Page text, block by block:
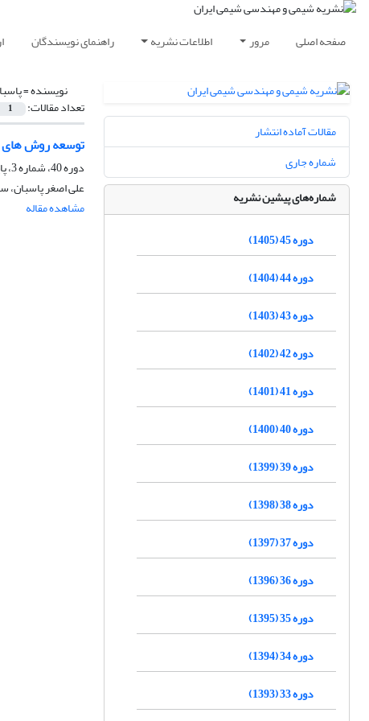
صفحه اصلی مرور اطلاعات نشریه راهنمای نویسندگان
نویسنده =
تعداد مقالات: 1
توسعه روش های
دوره 40، شماره 3، پاییز 1400، صفحه
علی اصغر پاسبان،
مشاهده مقاله
مقالات آماده انتشار
شماره جاری
شماره‌های پیشین نشریه
دوره 45 (1405)
دوره 44 (1404)
دوره 43 (1403)
دوره 42 (1402)
دوره 41 (1401)
دوره 40 (1400)
دوره 39 (1399)
دوره 38 (1398)
دوره 37 (1397)
دوره 36 (1396)
دوره 35 (1395)
دوره 34 (1394)
دوره 33 (1393)